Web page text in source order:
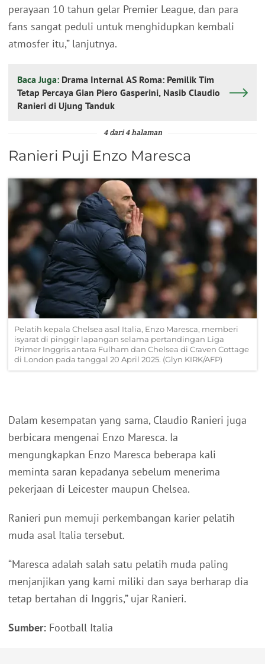
perayaan 10 tahun gelar Premier League, dan para
fans sangat peduli untuk menghidupkan kembali
atmosfer itu,” lanjutnya.
Baca Juga: Drama Internal AS Roma: Pemilik Tim
Tetap Percaya Gian Piero Gasperini, Nasib Claudio
Ranieri di Ujung Tanduk
4 dari 4 halaman
Ranieri Puji Enzo Maresca
Pelatih kepala Chelsea asal Italia, Enzo Maresca, memberi
isyarat di pinggir lapangan selama pertandingan Liga
Primer Inggris antara Fulham dan Chelsea di Craven Cottage
di London pada tanggal 20 April 2025. (Glyn KIRK/AFP)
Dalam kesempatan yang sama, Claudio Ranieri juga
berbicara mengenai Enzo Maresca. Ia
mengungkapkan Enzo Maresca beberapa kali
meminta saran kepadanya sebelum menerima
pekerjaan di Leicester maupun Chelsea.
Ranieri pun memuji perkembangan karier pelatih
muda asal Italia tersebut.
“Maresca adalah salah satu pelatih muda paling
menjanjikan yang kami miliki dan saya berharap dia
tetap bertahan di Inggris,” ujar Ranieri.
Sumber: Football Italia